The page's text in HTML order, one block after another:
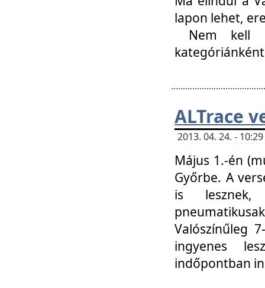
lapon lehet,
Nem kell
ALTrace
2013. 04. 24. -
Május 1.-én
Győrbe. A
is lesznek,
Valószínűleg
ingyenes
indőpontban